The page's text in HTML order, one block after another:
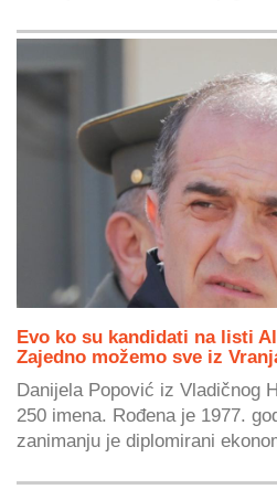
Evo ko su kandidati na listi
Zajedno možemo sve iz
Danijela Popović iz Vladičnog
250 imena. Rođena je 1977.
zanimanju je diplomirani